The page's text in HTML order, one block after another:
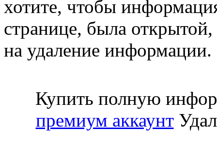
хотите, чтобы
странице, была открытой,
на удаление информации.
Купить полную
премиум аккаунт